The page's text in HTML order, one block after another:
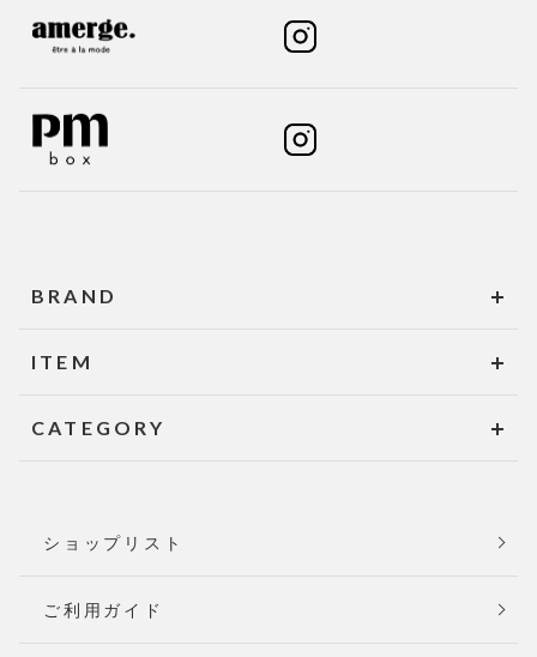
BRAND
ITEM
CATEGORY
ショップリスト
ご利用ガイド